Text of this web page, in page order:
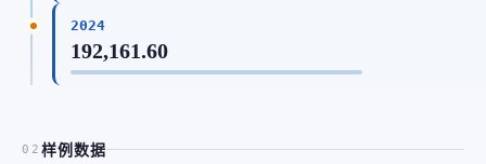
2024
192,161.60
02 样例数据